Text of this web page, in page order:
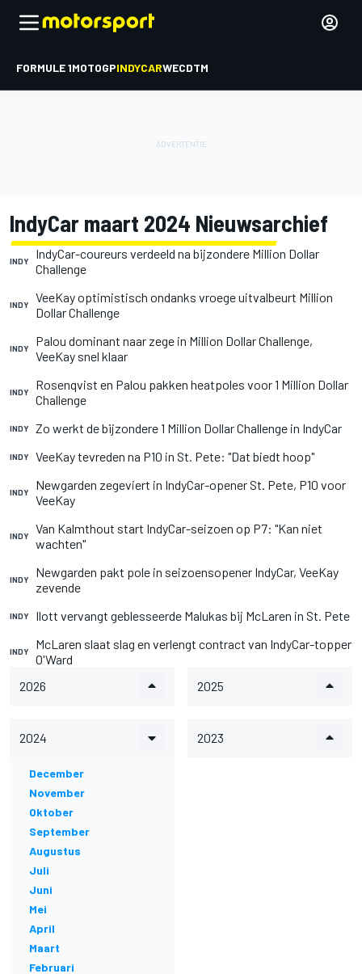
FORMULE 1MOTOGPINDYCARWECDTM
IndyCar maart 2024 Nieuwsarchief
INDY
IndyCar-coureurs verdeeld na bijzondere Million Dollar
Challenge
INDY
VeeKay optimistisch ondanks vroege uitvalbeurt Million
Dollar Challenge
INDY
Palou dominant naar zege in Million Dollar Challenge,
VeeKay snel klaar
INDY
Rosenqvist en Palou pakken heatpoles voor 1 Million Dollar
Challenge
INDY Zo werkt de bijzondere 1 Million Dollar Challenge in IndyCar
INDY VeeKay tevreden na P10 in St. Pete: "Dat biedt hoop"
INDY
Newgarden zegeviert in IndyCar-opener St. Pete, P10 voor
VeeKay
INDY
Van Kalmthout start IndyCar-seizoen op P7: "Kan niet
wachten"
INDY
Newgarden pakt pole in seizoensopener IndyCar, VeeKay
zevende
INDY Ilott vervangt geblesseerde Malukas bij McLaren in St. Pete
INDY
McLaren slaat slag en verlengt contract van IndyCar-topper
O'Ward
2026
2025
2024
December
November
Oktober
September
Augustus
Juli
Juni
Mei
April
Maart
Februari
2023